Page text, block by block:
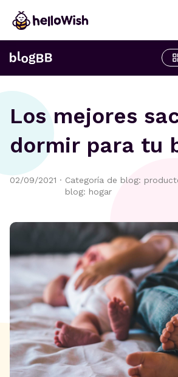
Los mejores
dormir para tu
02/09/2021 · Categoría de blog:
blog: hogar